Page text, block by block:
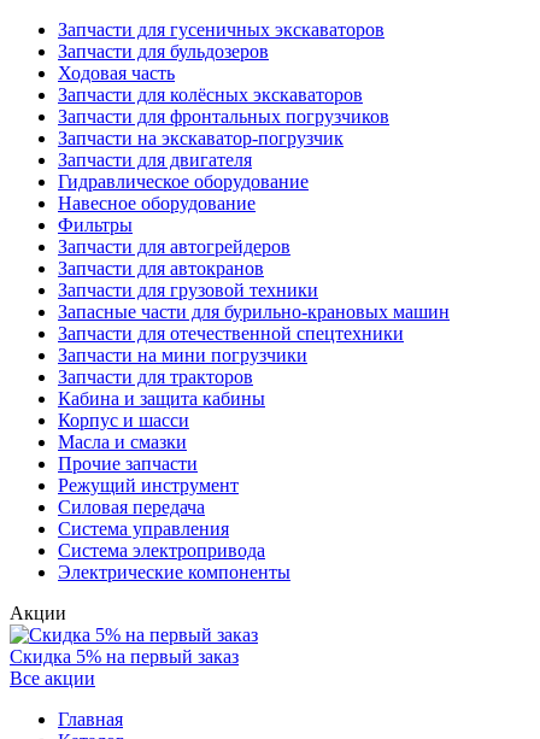
Запчасти для гусеничных экскаваторов
Запчасти для бульдозеров
Ходовая часть
Запчасти для колёсных экскаваторов
Запчасти для фронтальных погрузчиков
Запчасти на экскаватор-погрузчик
Запчасти для двигателя
Гидравлическое оборудование
Навесное оборудование
Фильтры
Запчасти для автогрейдеров
Запчасти для автокранов
Запчасти для грузовой техники
Запасные части для бурильно-крановых машин
Запчасти для отечественной спецтехники
Запчасти на мини погрузчики
Запчасти для тракторов
Кабина и защита кабины
Корпус и шасси
Масла и смазки
Прочие запчасти
Режущий инструмент
Силовая передача
Система управления
Система электропривода
Электрические компоненты
Акции
Скидка 5% на первый заказ
Все акции
Главная